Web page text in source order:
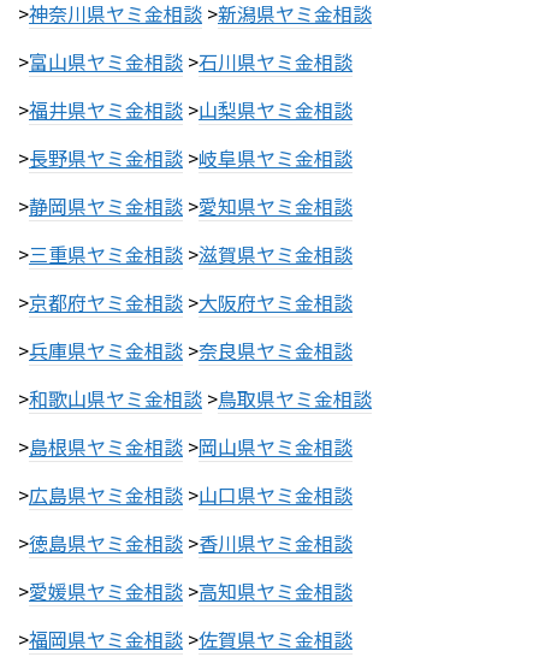
>神奈川県ヤミ金相談 >新潟県ヤミ金相談
>富山県ヤミ金相談 >石川県ヤミ金相談
>福井県ヤミ金相談 >山梨県ヤミ金相談
>長野県ヤミ金相談 >岐阜県ヤミ金相談
>静岡県ヤミ金相談 >愛知県ヤミ金相談
>三重県ヤミ金相談 >滋賀県ヤミ金相談
>京都府ヤミ金相談 >大阪府ヤミ金相談
>兵庫県ヤミ金相談 >奈良県ヤミ金相談
>和歌山県ヤミ金相談 >鳥取県ヤミ金相談
>島根県ヤミ金相談 >岡山県ヤミ金相談
>広島県ヤミ金相談 >山口県ヤミ金相談
>徳島県ヤミ金相談 >香川県ヤミ金相談
>愛媛県ヤミ金相談 >高知県ヤミ金相談
>福岡県ヤミ金相談 >佐賀県ヤミ金相談